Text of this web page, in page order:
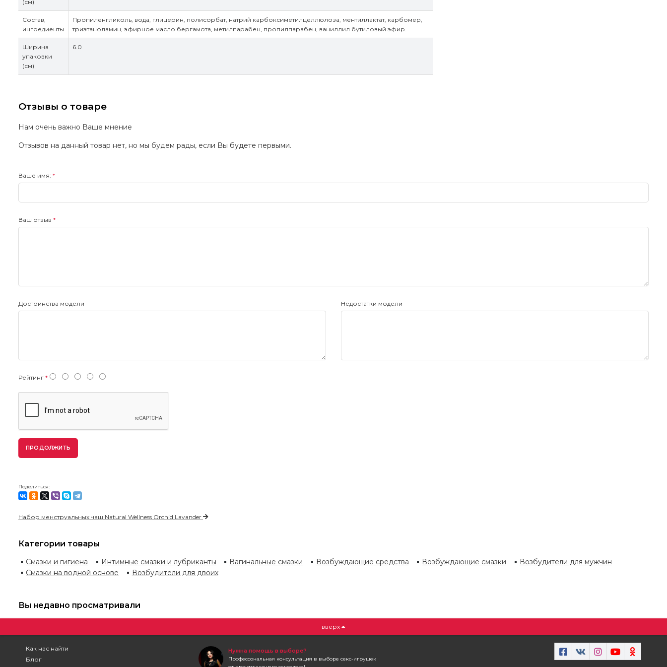
(см)
Состав,
ингредиенты
Пропиленгликоль, вода, глицерин, полисорбат, натрий карбоксиметилцеллюлоза, ментиллактат, карбомер,
триэтаноламин, эфирное масло бергамота, метилпарабен, пропилпарабен, ваниллил бутиловый эфир.
Ширина
упаковки
(см)
6.0
Отзывы о товаре
Нам очень важно Ваше мнение
Отзывов на данный товар нет, но мы будем рады, если Вы будете первыми.
Ваше имя:
Ваш отзыв
Достоинства модели Недостатки модели
Рейтинг
ПРОДОЛЖИТЬ
Поделиться:
Набор менструальных чаш Natural Wellness Orchid Lavander
Категории товары
Смазки и гигиена Интимные смазки и лубриканты Вагинальные смазки Возбуждающие средства Возбуждающие смазки
Возбудители для мужчин
Смазки на водной основе
Возбудители для двоих
Вы недавно просматривали
вверх
Как нас найти
Блог
Нужна помощь в выборе?
Профессональная консультация в выборе секс-игрушек